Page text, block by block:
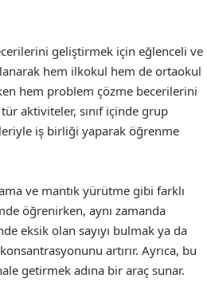
geliştirmek için eğlenceli ve
hem ilkokul hem de ortaokul
hem problem çözme becerilerini
aktiviteler, sınıf içinde grup
iş birliği yaparak öğrenme
ve mantık yürütme gibi farklı
öğrenirken, aynı zamanda
eksik olan sayıyı bulmak ya da
artırır. Ayrıca, bu
getirmek adına bir araç sunar.